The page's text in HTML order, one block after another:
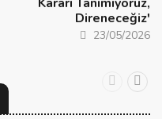
Direneceğiz'
23/05/2026